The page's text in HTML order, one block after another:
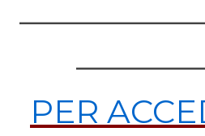
PER